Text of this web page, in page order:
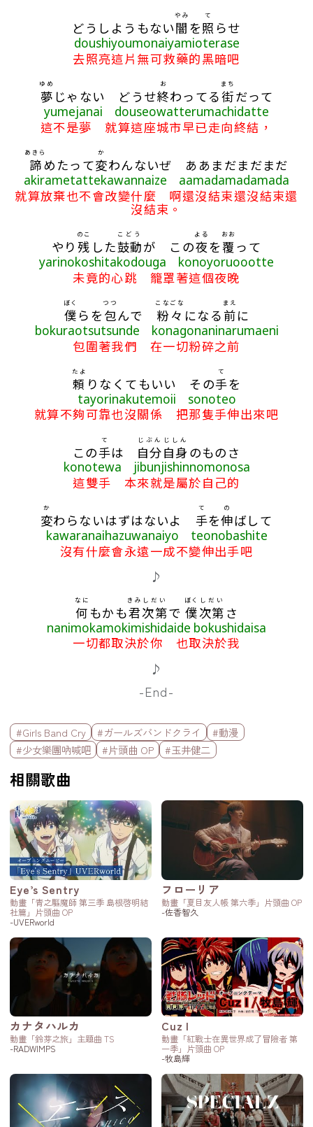
どうしようもない闇
やみ
を照
て
らせ
doushiyoumonaiyamioterase
去照亮這片無可救藥的黑暗吧
夢
ゆめ
じゃない どうせ終
お
わってる街
まち
だって
yumejanai douseowatterumachidatte
這不是夢 就算這座城市早已走向終結，
諦
あきら
めたって変
か
わんないぜ ああまだまだまだ
akirametattekawannaize aamadamadamada
就算放棄也不會改變什麼 啊還沒結束還沒結束還
沒結束。
やり 残
のこ
した鼓動
こどう
が この夜
よる
を覆
おお
って
yarinokoshitakodouga konoyoruoootte
未竟的心跳 籠罩著這個夜晚
僕
ぼく
らを 包
つつ
んで 粉々
こなごな
になる 前
まえ
に
bokuraotsutsunde konagonaninarumaeni
包圍著我們 在一切粉碎之前
頼
たよ
りなくてもいい その手
て
を
tayorinakutemoii sonoteo
就算不夠可靠也沒關係 把那隻手伸出來吧
この手
て
は 自分
じぶん
自身
じしん
のものさ
konotewa jibunjishinnomonosa
這雙手 本來就是屬於自己的
変
か
わらないはずはないよ 手
て
を伸
の
ばして
kawaranaihazuwanaiyo teonobashite
沒有什麼會永遠一成不變伸出手吧
♪
何
なに
もかも君
きみ
次第
しだい
で 僕
ぼく
次第
しだい
さ
nanimokamokimishidaide bokushidaisa
一切都取決於你 也取決於我
♪
-End-
標籤欄
#Girls Band Cry #ガールズバンドクライ
#動漫
#少女樂團吶喊吧
#片頭曲 OP #玉井健二
相關歌曲
Eye’s Sentry
動畫「青之驅魔師 第三季 島根啓明結
社篇」片頭曲 OP
-UVERworld
フローリア
動畫「夏目友人帳 第六季」片頭曲 OP
-佐香智久
カナタハルカ
動畫「鈴芽之旅」主題曲 TS
-RADWIMPS
Cuz I
動畫「紅戰士在異世界成了冒險者 第
一季」片頭曲 OP
-牧島輝